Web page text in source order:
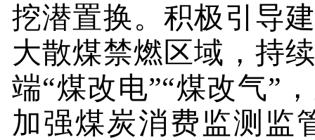
挖潜置换。积极引导
大散煤禁燃区域，持
端“煤改电”“煤改气”
加强煤炭消费监测监